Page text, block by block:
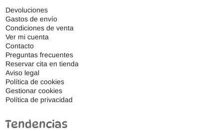
Devoluciones
Gastos de envío
Condiciones de venta
Ver mi cuenta
Contacto
Preguntas frecuentes
Reservar cita en tienda
Aviso legal
Política de cookies
Gestionar cookies
Política de privacidad
Tendencias